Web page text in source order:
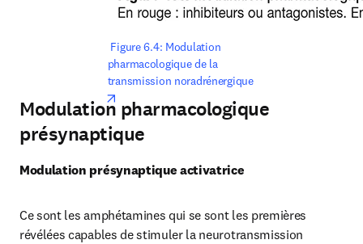
pharmacologique de la
transmission noradrénergique
Modulation pharmacologique
présynaptique
Modulation présynaptique activatrice
Ce sont les amphétamines qui se sont les premières
révélées capables de stimuler la neurotransmission